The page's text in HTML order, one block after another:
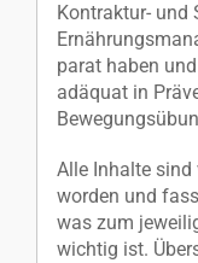
Kontraktur- und
parat haben
adäquat in
Alle Inhalte
worden und
was zum
wichtig ist.